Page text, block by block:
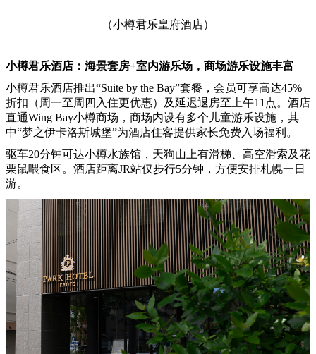
（小樽君乐皇府酒店）
小樽君乐酒店： 海景套房+室内游乐场，商场游乐设施丰富
小樽君乐酒店推出“Suite by the Bay”套餐，会员可享高达45%
折扣（周一至周四入住更优惠）及延迟退房至上午11点。酒店
直通Wing Bay小樽商场，商场内设有多个儿童游乐设施，其
中“梦之伊卡洛斯城堡”为酒店住客提供家长免费入场福利。
驱车20分钟可达小樽水族馆，天狗山上有滑梯、高空滑索及花
栗鼠喂食区。酒店距离JR站仅步行5分钟，方便安排札幌一日
游。